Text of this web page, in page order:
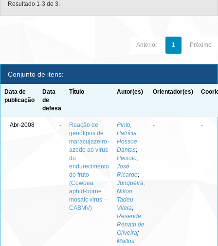
Resultado 1-3 de 3.
Anterior 1 Próximo
Conjunto de itens:
Data de
publicação
Data
de
defesa
Título Autor(es) Orientador(es)
Abr-2008 -
Reação de
genótipos de
maracujazeiro-
azedo ao vírus
do
endurecimento
do fruto
(Cowpea
aphid-borne
mosaic virus –
CABMV)
Pinto,
Patrícia
Hossoe
Dantas;
Peixoto,
José
Ricardo;
Junqueira,
Nilton
Tadeu
Vilela;
Resende,
Renato de
Oliveira;
Mattos,
- -